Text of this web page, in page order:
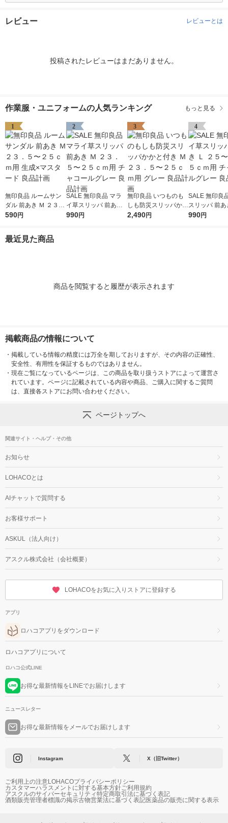
レビュー レビューとは
投稿されたレビューはまだありません。
作業服・ユニフォームの人気ランキング もっと見る
1
無印良品 ルームサン
ダル 前あき Ｍ ２３．
５〜２５ｃｍ用 生成×
590円
2
SALE 無印良品 マラ
イ草スリッパ 前あき
Ｍ ２３．５〜２５ｃ
990円
3
無印良品 いつものも
しも防災スリッパかか
と付き Ｍ ２３．５〜
2,490円
4
SALE 無印良
スリッパ 前あ
５〜２６．５
990円
最近見た商品
商品を閲覧すると履歴が表示されます
掲載商品の情報について
・ 掲載している情報の精度には万全を期しておりますが、その内容の正確性、
安全性、有用性を保証するものではありません。
・ 現在ご覧になっているページは、この商品を取り扱うストアによって運営さ
れています。ページに記載されている内容や商品、ご購入に関するご質問
は、直接各ストアにお問い合わせください。
ページトップへ
関連サイト・ヘルプ・その他
お知らせ
LOHACOとは
AIチャットで質問する
お客様サポート
ASKUL（法人向け）
アスクル株式会社（会社概要）
LOHACOをお気に入りストアに登録する
アプリ
ロハコアプリをダウンロード
ロハコアプリについて
ロハコ公式LINE
お得な最新情報をLINEでお届けします
ニュースレター
お得な最新情報をメールでお届けします
Instagram X（旧Twitter）
ご利用上の注意LOHACOプライバシーポリシー
カスタマーハラスメントに対する基本方針ご利用規約
アスクルのサイバーセキュリティ特定商取引法に基づく表記
酒類販売管理者標識の掲示古物営業法に基づく表記医薬品の販売に関する表示